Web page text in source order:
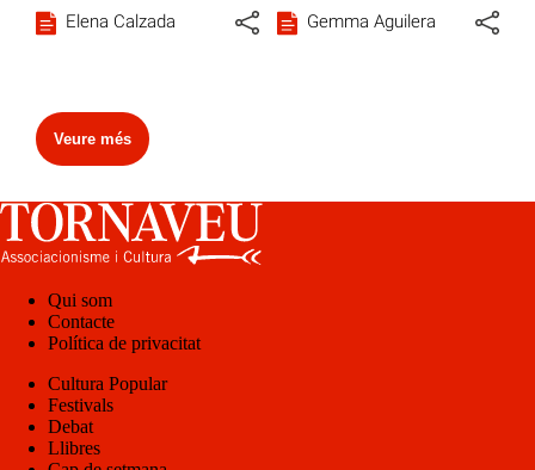
Elena Calzada Gemma Aguilera
Veure més
Qui som
Contacte
Política de privacitat
Cultura Popular
Festivals
Debat
Llibres